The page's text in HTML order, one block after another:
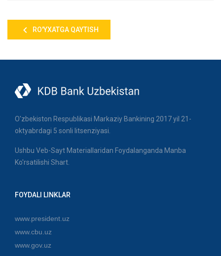
RO'YXATGA QAYTISH
O'zbekiston Respublikasi Markaziy Bankining 2017 yil 21-
oktyabrdagi 5 sonli litsenziyasi.
Ushbu Veb-Sayt Materiallaridan Foydalanganda Manba
Ko'rsatilishi Shart.
FOYDALI LINKLAR
www.president.uz
www.cbu.uz
www.gov.uz